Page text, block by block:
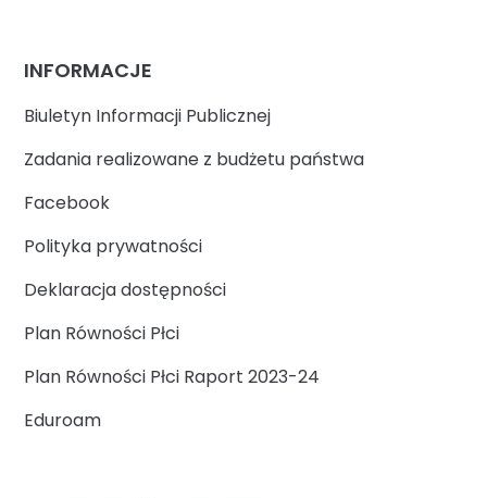
INFORMACJE
Biuletyn Informacji Publicznej
Zadania realizowane z budżetu państwa
Facebook
Polityka prywatności
Deklaracja dostępności
Plan Równości Płci
Plan Równości Płci Raport 2023-24
Eduroam